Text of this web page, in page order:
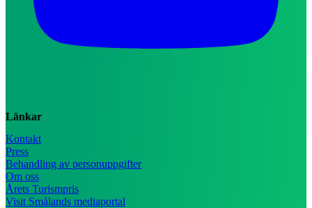
Länkar
Kontakt
Press
Behandling av personuppgifter
Om oss
Årets Turismpris
Visit Smålands mediaportal